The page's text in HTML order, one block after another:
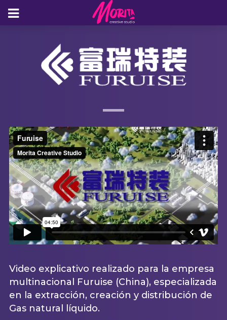
Video explicativo realizado para la empresa
multinacional Furuise (China), especializada
en la extracción, creación y distribución de
Gas natural líquido.